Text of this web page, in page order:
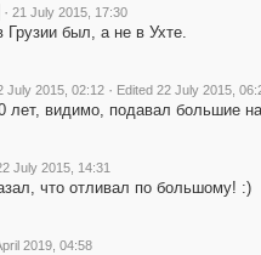
· 21 July 2015, 17:30
был, а не в Ухте.
July 2015, 02:12 · Edited 22 July 2015,
лет, видимо, подавал большие
July 2015, 14:31
что отливал по большому! :)
2019, 04:58